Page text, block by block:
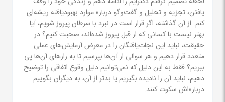
یافتن، تجزیه و تحلیل و گفت‌وگو درباره موارد بهبودیافته ریشه‌ای
کنم. از آن گذشته، اگر قرار است در نبرد با سرطان پیروز شویم، آیا
بهتر نیست با کسانی که از قبل پیروز شده‌اند، صحبت کنیم؟ در
حقیقت، نباید این نجات‌یافتگان را در معرض آزمایش‌های عملی
متعدد قرار دهیم و هر سوالی از آن‌ها بپرسیم تا به رازهای آن‌ها پی
ببریم؟ فقط به این دلیل که نمی‌توانیم دلیل وقوع اتفاقی را توضیح
دهیم، نباید آن را نادیده بگیریم یا بدتر از آن، به دیگران بگوییم
درباره‌اش سکوت کنند.